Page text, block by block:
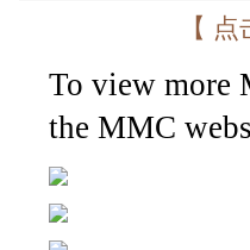
【
To view more
the MMC